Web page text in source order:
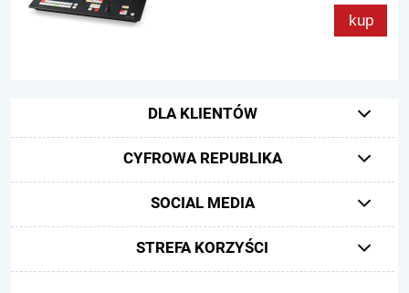
kup
DLA KLIENTÓW
CYFROWA REPUBLIKA
SOCIAL MEDIA
STREFA KORZYŚCI